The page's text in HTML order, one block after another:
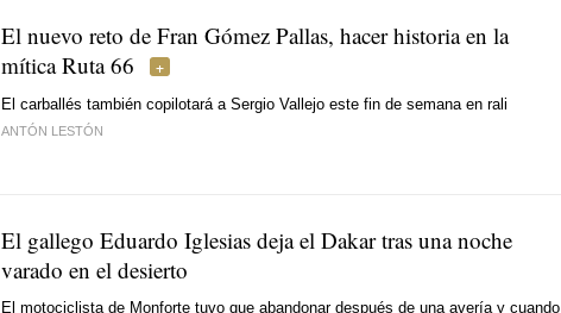
El nuevo reto de Fran Gómez Pallas, hacer historia en la
mítica Ruta 66
El carballés también copilotará a Sergio Vallejo este fin de semana en rali
ANTÓN LESTÓN
El gallego Eduardo Iglesias deja el Dakar tras una noche
varado en el desierto
El motociclista de Monforte tuvo que abandonar después de una avería y cuando